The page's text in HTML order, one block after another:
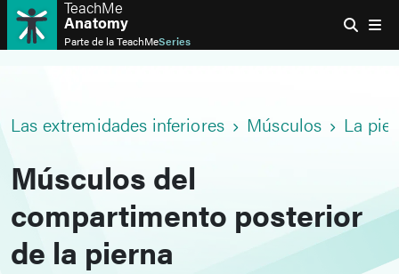
TeachMe
Anatomy
Parte de laTeachMeSeries
Las extremidades inferiores Músculos La
Músculos del
compartimento posterior
de la pierna